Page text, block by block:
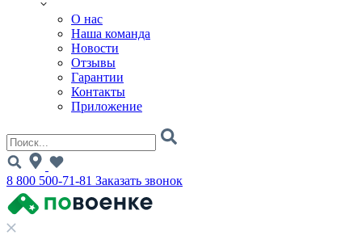
О нас
Наша команда
Новости
Отзывы
Гарантии
Контакты
Приложение
8 800 500-71-81 Заказать звонок